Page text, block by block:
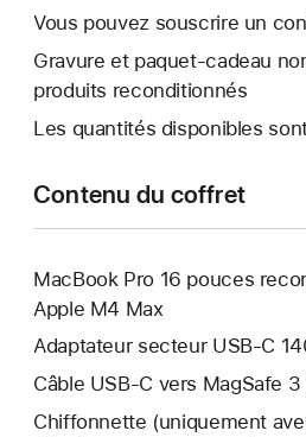
Vous pouvez souscrire un
Gravure et paquet-cadeau
produits reconditionnés
Les quantités disponibles
Contenu du coffret
MacBook Pro 16 pouces
Apple M4 Max
Adaptateur secteur USB-C
Câble USB-C vers MagSafe 3
Chiffonnette (uniquement